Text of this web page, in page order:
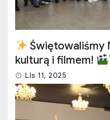
Świętowaliśmy
kulturą i filmem!
Lis 11, 2025